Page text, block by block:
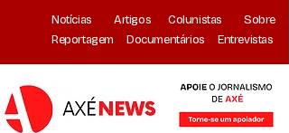
Notícias Artigos Colunistas
Sobre
Reportagem
Documentários Entrevistas